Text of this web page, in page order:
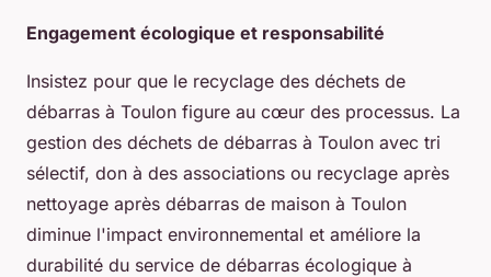
Engagement écologique et responsabilité
Insistez pour que le recyclage des déchets de
débarras à Toulon figure au cœur des processus. La
gestion des déchets de débarras à Toulon avec tri
sélectif, don à des associations ou recyclage après
nettoyage après débarras de maison à Toulon
diminue l'impact environnemental et améliore la
durabilité du service de débarras écologique à